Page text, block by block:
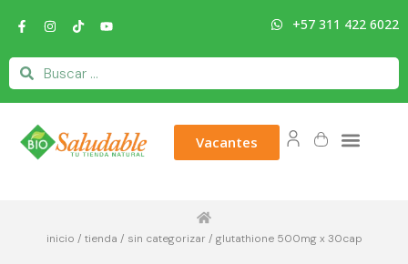
+57 311 422 6022
Vacantes
inicio / tienda / sin categorizar / glutathione 500mg x 30cap